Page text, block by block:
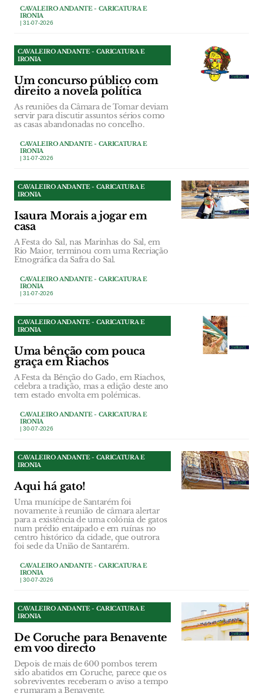
CAVALEIRO ANDANTE - CARICATURA E
IRONIA
| 31-07-2026
CAVALEIRO ANDANTE - CARICATURA E
IRONIA
Um concurso público com
direito a novela política
As reuniões da Câmara de Tomar deviam
servir para discutir assuntos sérios como
as casas abandonadas no concelho.
CAVALEIRO ANDANTE - CARICATURA E
IRONIA
| 31-07-2026
CAVALEIRO ANDANTE - CARICATURA E
IRONIA
Isaura Morais a jogar em
casa
A Festa do Sal, nas Marinhas do Sal, em
Rio Maior, terminou com uma Recriação
Etnográfica da Safra do Sal.
CAVALEIRO ANDANTE - CARICATURA E
IRONIA
| 31-07-2026
CAVALEIRO ANDANTE - CARICATURA E
IRONIA
Uma bênção com pouca
graça em Riachos
A Festa da Bênção do Gado, em Riachos,
celebra a tradição, mas a edição deste ano
tem estado envolta em polémicas.
CAVALEIRO ANDANTE - CARICATURA E
IRONIA
| 30-07-2026
CAVALEIRO ANDANTE - CARICATURA E
IRONIA
Aqui há gato!
Uma munícipe de Santarém foi
novamente à reunião de câmara alertar
para a existência de uma colónia de gatos
num prédio entaipado e em ruínas no
centro histórico da cidade, que outrora
foi sede da União de Santarém.
CAVALEIRO ANDANTE - CARICATURA E
IRONIA
| 30-07-2026
CAVALEIRO ANDANTE - CARICATURA E
IRONIA
De Coruche para Benavente
em voo directo
Depois de mais de 600 pombos terem
sido abatidos em Coruche, parece que os
sobreviventes receberam o aviso a tempo
e rumaram a Benavente.